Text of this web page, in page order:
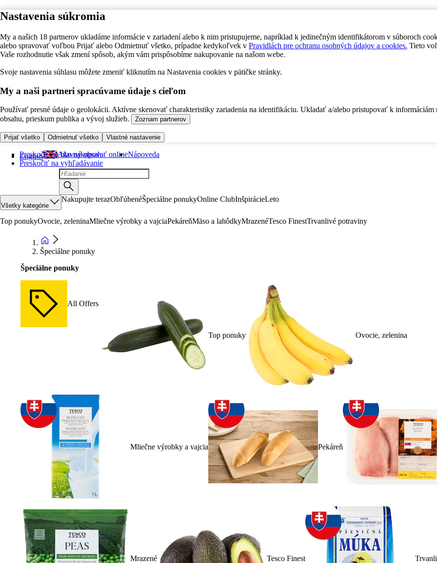
Nastavenia súkromia
My a našich 18 partnerov ukladáme informácie v zariadení alebo k nim pristupujeme, napríklad k jedinečným identifikátorom v súboroch
alebo spravovať voľbou Prijať alebo Odmietnuť všetko, prípadne kedykoľvek v Pravidlách pre ochranu osobných údajov a cookies. Tieto
Vaše rozhodnutie však zmení spôsob, akým vám prispôsobíme nakupovanie na našom webe.
Svoje nastavenia súhlasu môžete zmeniť kliknutím na Nastavenia cookies v pätičke stránky.
My a naši partneri spracúvame údaje s cieľom
Používať presné údaje o geolokácii. Aktívne skenovať charakteristiky zariadenia na identifikáciu. Ukladať a/alebo pristupovať k informáciám
obsahu, prieskum publika a vývoj služieb.
Zoznam partnerov
Prijať všetko Odmietnuť všetko Vlastné nastavenie
Preskočiť na hlavný obsah
Preskočiť na vyhľadávanie
English Ako nakupovať onlineNápoveda
Všetky kategórie
Nakupujte terazObľúbenéŠpeciálne ponukyOnline ClubInšpirácieLeto
Top ponukyOvocie, zeleninaMliečne výrobky a vajciaPekáreňMäso a lahôdkyMrazenéTesco FinestTrvanlivé potraviny
Špeciálne ponuky
Špeciálne ponuky
All Offers
Top ponuky Ovocie, zelenina
Mliečne výrobky a vajcia Pekáreň
Mrazené Tesco Finest